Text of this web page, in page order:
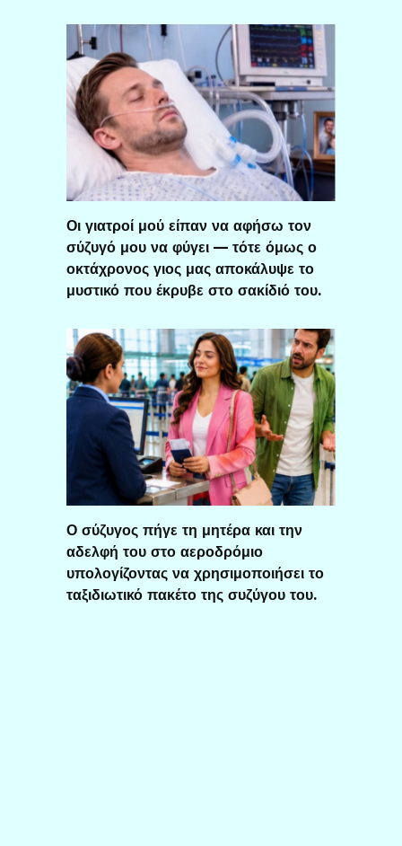
Οι γιατροί μού είπαν να αφήσω τον
σύζυγό μου να φύγει — τότε όμως ο
οκτάχρονος γιος μας αποκάλυψε το
μυστικό που έκρυβε στο σακίδιό του.
Ο σύζυγος πήγε τη μητέρα και την
αδελφή του στο αεροδρόμιο
υπολογίζοντας να χρησιμοποιήσει το
ταξιδιωτικό πακέτο της συζύγου του.